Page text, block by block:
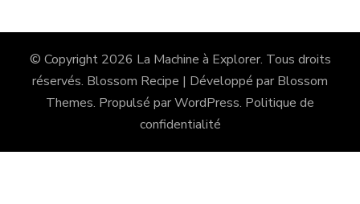
© Copyright 2026 La Machine à Explorer. Tous droits
réservés. Blossom Recipe | Développé par Blossom
Themes. Propulsé parWordPress. Politique de
confidentialité